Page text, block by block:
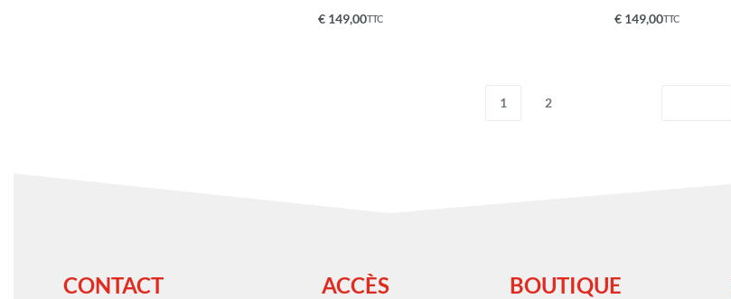
€ 149,00TTC €149,00TTC
1 2
CONTACT ACCÈS BOUTIQUE